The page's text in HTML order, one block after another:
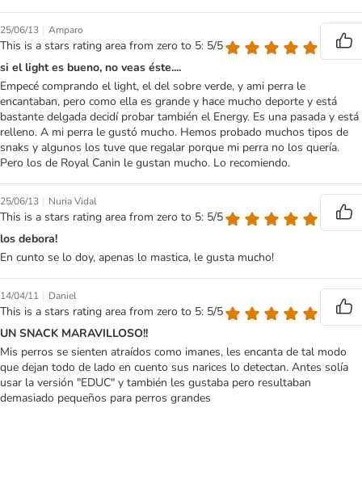
25/06/13 | Amparo
This is a stars rating area from zero to 5: 5/5
si el light es bueno, no veas éste....
Empecé comprando el light, el del sobre verde, y ami perra le
encantaban, pero como ella es grande y hace mucho deporte y está
bastante delgada decidí probar también el Energy. Es una pasada y está
relleno. A mi perra le gustó mucho. Hemos probado muchos tipos de
snaks y algunos los tuve que regalar porque mi perra no los quería.
Pero los de Royal Canin le gustan mucho. Lo recomiendo.
25/06/13 | Nuria Vidal
This is a stars rating area from zero to 5: 5/5
los debora!
En cunto se lo doy, apenas lo mastica, le gusta mucho!
14/04/11 | Daniel
This is a stars rating area from zero to 5: 5/5
UN SNACK MARAVILLOSO!!
Mis perros se sienten atraídos como imanes, les encanta de tal modo
que dejan todo de lado en cuento sus narices lo detectan. Antes solía
usar la versión "EDUC" y también les gustaba pero resultaban
demasiado pequeños para perros grandes